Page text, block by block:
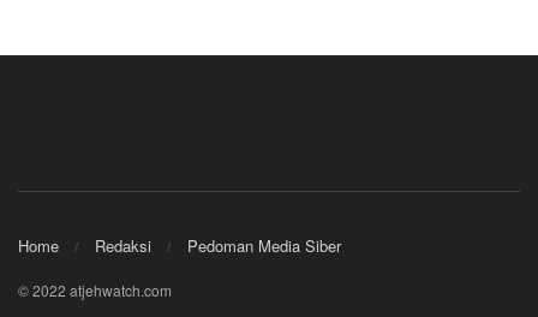
Home Redaksi Pedoman Media Siber
© 2022 atjehwatch.com